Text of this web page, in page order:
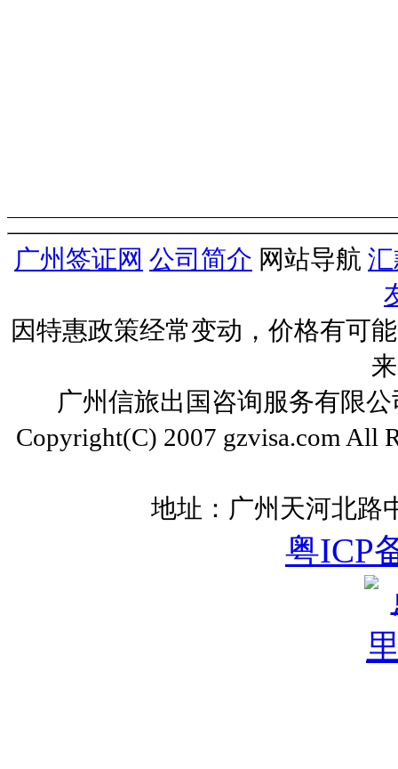
广州签证网 公司简介 网站导航
因特惠政策经常变动，价格有可
广州信旅出国咨询服务有限
Copyright(C) 2007 gzvisa.com All
地址：广州天河北路
粤ICP